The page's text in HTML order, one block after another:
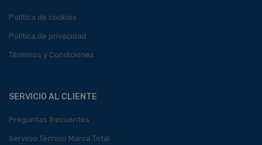
Política de cookies
Política de privacidad
Términos y Condiciones
SERVICIO AL CLIENTE
Preguntas frecuentes
Servicio Técnico Marca Total